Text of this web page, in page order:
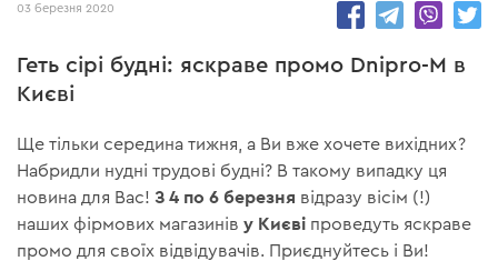
03 березня 2020
Геть сірі будні: яскраве промо Dnipro-M в
Києві
Ще тільки середина тижня, а Ви вже хочете вихідних?
Набридли нудні трудові будні? В такому випадку ця
новина для Вас!З 4 по 6 березня відразу вісім (!)
наших фірмових магазиніву Києві проведуть яскраве
промо для своїх відвідувачів. Приєднуйтесь і Ви!